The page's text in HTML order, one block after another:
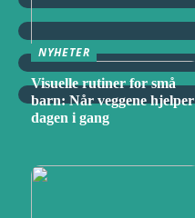
NYHETER
Visuelle rutiner for små
barn: Når veggene hjelper
dagen i gang